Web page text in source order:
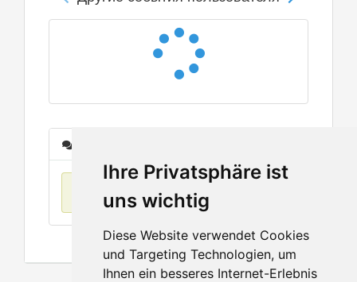
Ihre Privatsphäre ist
uns wichtig
Diese Website verwendet Cookies
und Targeting Technologien, um
Ihnen ein besseres Internet-Erlebnis